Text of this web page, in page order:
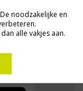
noodzakelijke en
alle vakjes aan.